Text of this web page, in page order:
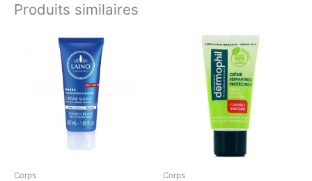
Produits similaires
Corps Corps